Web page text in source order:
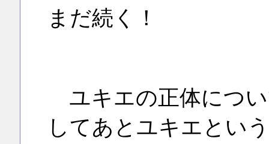
まだ続く！
ユキエの正体につ
してあとユキエとい